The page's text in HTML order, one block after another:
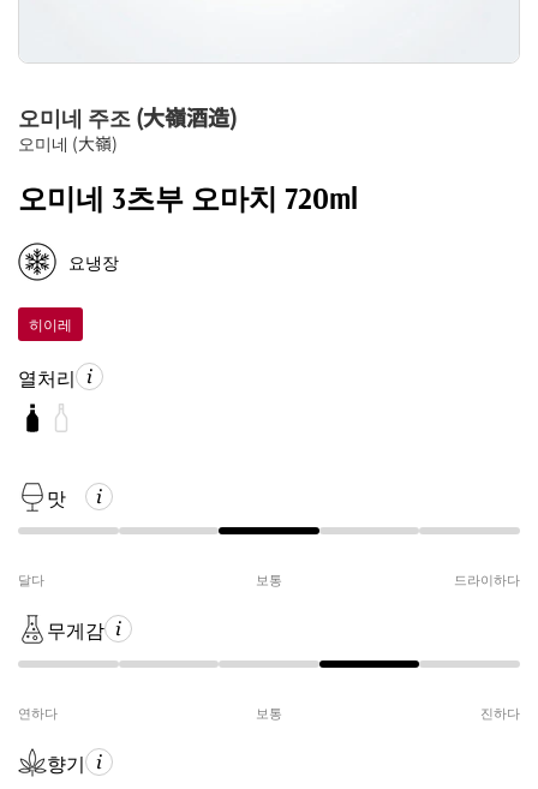
오미네 주조 (大嶺酒造)
오미네 (大嶺)
오미네 3츠부 오마치 720ml
요냉장
히이레
열처리
맛
달다 보통 드라이하다
무게감
연하다 보통 진하다
향기